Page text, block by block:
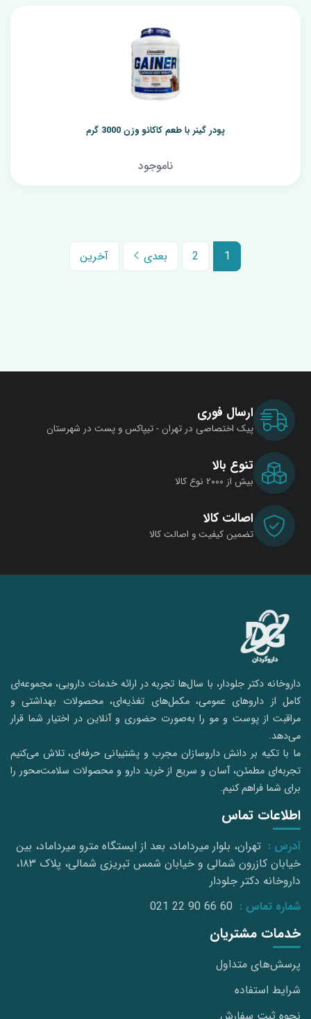
پودر گینر با طعم کاکائو وزن 3000 گرم
ناموجود
1
2 بعدی آخرین
ارسال فوری
پیک اختصاصی در تهران - تیپاکس و پست در شهرستان
تنوع بالا
بیش از ۲۰۰۰ نوع کالا
اصالت کالا
تضمین کیفیت و اصالت کالا
داروخانه دکتر جلودار، با سال‌ها تجربه در ارائه خدمات دارویی، مجموعه‌ای
کامل از داروهای عمومی، مکمل‌های تغذیه‌ای، محصولات بهداشتی و
مراقبت از پوست و مو را به‌صورت حضوری و آنلاین در اختیار شما قرار
می‌دهد.
ما با تکیه بر دانش داروسازان مجرب و پشتیبانی حرفه‌ای، تلاش می‌کنیم
تجربه‌ای مطمئن، آسان و سریع از خرید دارو و محصولات سلامت‌محور را
برای شما فراهم کنیم.
اطلاعات تماس
آدرس : تهران، بلوار میرداماد، بعد از ایستگاه مترو میرداماد، بین
خیابان کازرون شمالی و خیابان شمس تبریزی شمالی، پلاک ۱۸۳،
داروخانه دکتر جلودار
شماره تماس : 021 22 90 66 60
خدمات مشتریان
پرسش‌های متداول
شرایط استفاده